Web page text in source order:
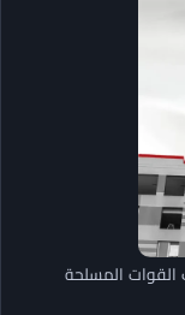
القوات المسلحة